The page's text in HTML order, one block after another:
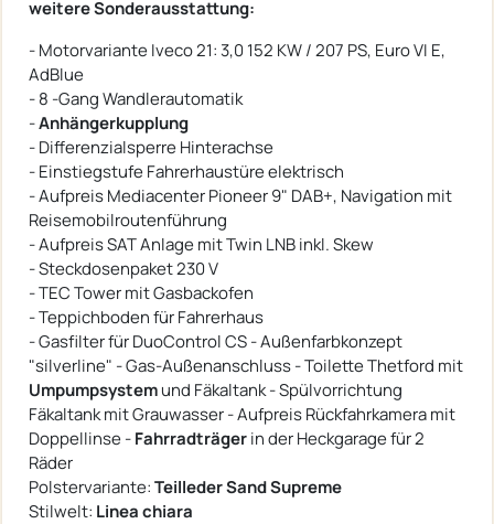
weitere Sonderausstattung:
- Motorvariante Iveco 21: 3,0 152 KW / 207 PS, Euro VI E,
AdBlue
- 8 -Gang Wandlerautomatik
-Anhängerkupplung
- Differenzialsperre Hinterachse
- Einstiegstufe Fahrerhaustüre elektrisch
- Aufpreis Mediacenter Pioneer 9" DAB+, Navigation mit
Reisemobilroutenführung
- Aufpreis SAT Anlage mit Twin LNB inkl. Skew
- Steckdosenpaket 230 V
- TEC Tower mit Gasbackofen
- Teppichboden für Fahrerhaus
- Gasfilter für DuoControl CS - Außenfarbkonzept
"silverline" - Gas-Außenanschluss - Toilette Thetford mit
Umpumpsystemund Fäkaltank - Spülvorrichtung
Fäkaltank mit Grauwasser - Aufpreis Rückfahrkamera mit
Doppellinse -Fahrradträgerin der Heckgarage für 2
Räder
Polstervariante:Teilleder Sand Supreme
Stilwelt: Linea chiara